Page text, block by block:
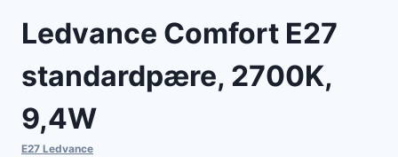
Ledvance Comfort E27
standardpære, 2700K,
9,4W
E27 Ledvance